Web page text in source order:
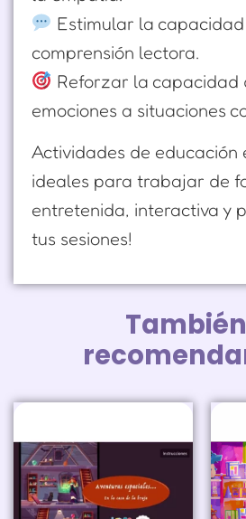
Estimular la
comprensión lectora.
Reforzar la capacidad
emociones a situaciones
Actividades de educación
ideales para trabajar de
entretenida, interactiva y
tus sesiones!